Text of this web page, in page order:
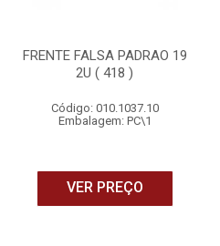
FRENTE FALSA PADRAO 19
2U ( 418 )
Código: 010.1037.10
Embalagem: PC\1
VER PREÇO